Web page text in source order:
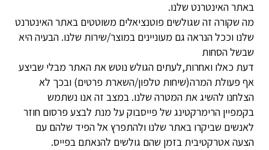
באתר האינטרנט שלנו.
מה שקורה זה שגולשים פוטנציאלים משוטטים באתר האינטרנט
שלנו וככל הנראה גם מעוניינים במוצר/שירות שלנו. הבעיה היא
שבשל הסחות
דעת כאלו ואחרות,לעתים הגולש נוטש את האתר מבלי שביצע
אף פעולת המרה(שיחות טלפון/השארת פרטים) ובכך לא
הצלחנו להשיג את המטרה שלנו. במצב זה אנו נשתמש
בקמפיין הרימרקטינג של פייסבוק על מנת לבצע פרסום חוזר
לאנשים שביקרו באתר שלנו ולהתפרץ אל הפיד שלהם עם
הצעה אטרקטיבית בזמן שהם גולשים להנאתם בפייס.